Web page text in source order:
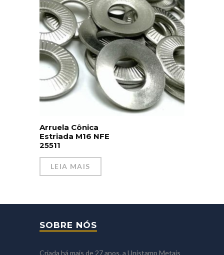
Arruela Cônica
Estriada M16 NFE
25511
LEIA MAIS
SOBRE NÓS
Criada há mais de 27 anos, a Unistamp Metais